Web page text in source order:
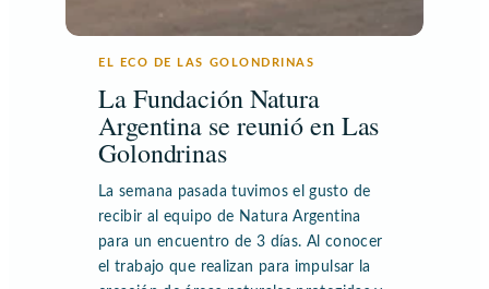
EL ECO DE LAS GOLONDRINAS
La Fundación Natura
Argentina se reunió en Las
Golondrinas
La semana pasada tuvimos el gusto de
recibir al equipo de Natura Argentina
para un encuentro de 3 días. Al conocer
el trabajo que realizan para impulsar la